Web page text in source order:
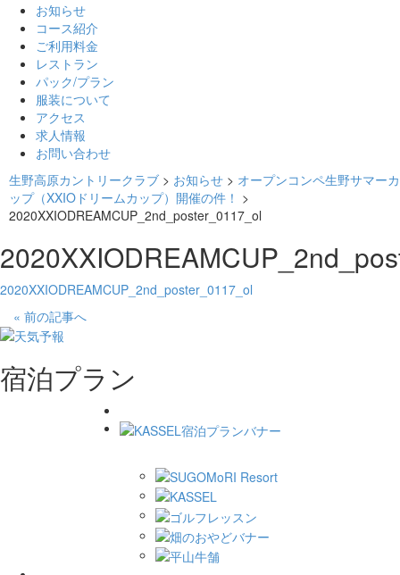
お知らせ
コース紹介
ご利用料金
レストラン
パック/プラン
服装について
アクセス
求人情報
お問い合わせ
生野高原カントリークラブ > お知らせ > オープンコンペ生野サマーカ
ップ（XXIOドリームカップ）開催の件！ >
2020XXIODREAMCUP_2nd_poster_0117_ol
2020XXIODREAMCUP_2nd_poster_0117_ol
« 前の記事へ
宿泊プラン